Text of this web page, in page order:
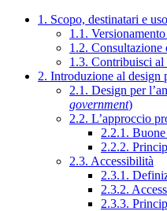
1. Scopo, destinatari e
1.1.
1.2. Consultazione
1.3. Contribuisci al
2. Introduzione al
2.1. Design per
government)
2.2. L’approccio
2.2.1.
2.2.2.
2.3. Accessibilità
2.3.1.
2.3.2.
2.3.3.